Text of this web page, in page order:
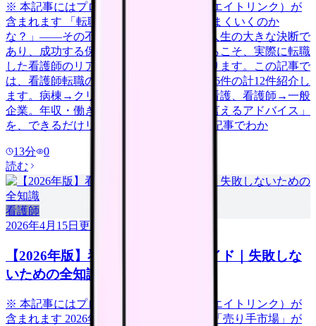
※ 本記事にはプロモーション（アフィリエイトリンク）が
含まれます 「転職したいけど、本当にうまくいくのか
な？」——その不安、当然です。転職は人生の大きな決断で
あり、成功する保証はありません。だからこそ、実際に転職
した看護師のリアルな体験談が参考になります。この記事で
は、看護師転職の体験談を成功6件・失敗6件の計12件紹介し
ます。病棟→クリニック、急性期→訪問看護、看護師→一般
企業。年収・働き方の変化と「今だから言えるアドバイス」
を、できるだけリアルに伝えます。 この記事でわか
13分
0
読む
看護師
2026年4月15日 更新
【2026年版】看護師転職の完全ガイド｜失敗しな
いための全知識
※ 本記事にはプロモーション（アフィリエイトリンク）が
含まれます 2026年、看護師の転職市場は「売り手市場」が